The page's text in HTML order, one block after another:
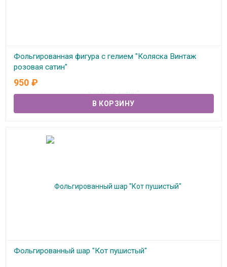
Фольгированная фигура с гелием "Коляска Винтаж
розовая сатин"
В наличии
950 ₽
Фольгированный шар "Кот пушистый"